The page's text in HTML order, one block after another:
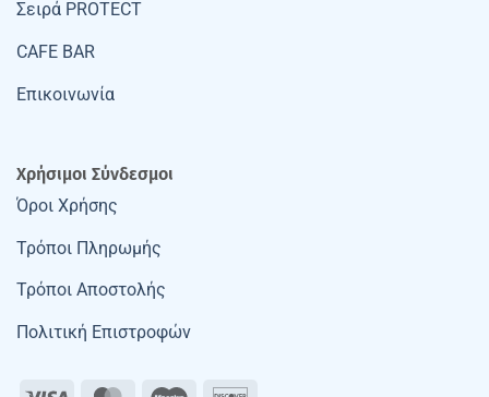
Σειρά PROTECT
CAFE BAR
Επικοινωνία
Χρήσιμοι Σύνδεσμοι
Όροι Χρήσης
Τρόποι Πληρωμής
Τρόποι Αποστολής
Πολιτική Επιστροφών